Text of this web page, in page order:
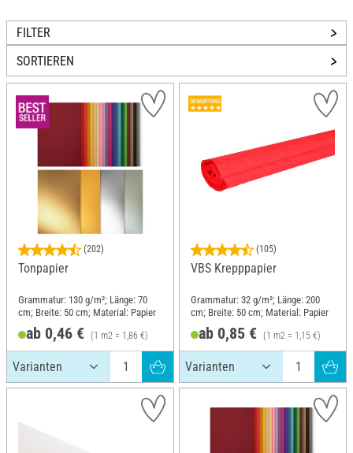
FILTER
SORTIEREN
(202)
Tonpapier
Grammatur: 130 g/m²; Länge: 70
cm; Breite: 50 cm; Material: Papier
ab 0,46 € (1 m2 = 1,86 €)
(105)
VBS Krepppapier
Grammatur: 32 g/m²; Länge: 200
cm; Breite: 50 cm; Material: Papier
ab 0,85 € (1 m2 = 1,15 €)